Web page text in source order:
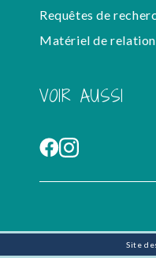
Requêtes de
Matériel de
VOIR AUSSI
Site